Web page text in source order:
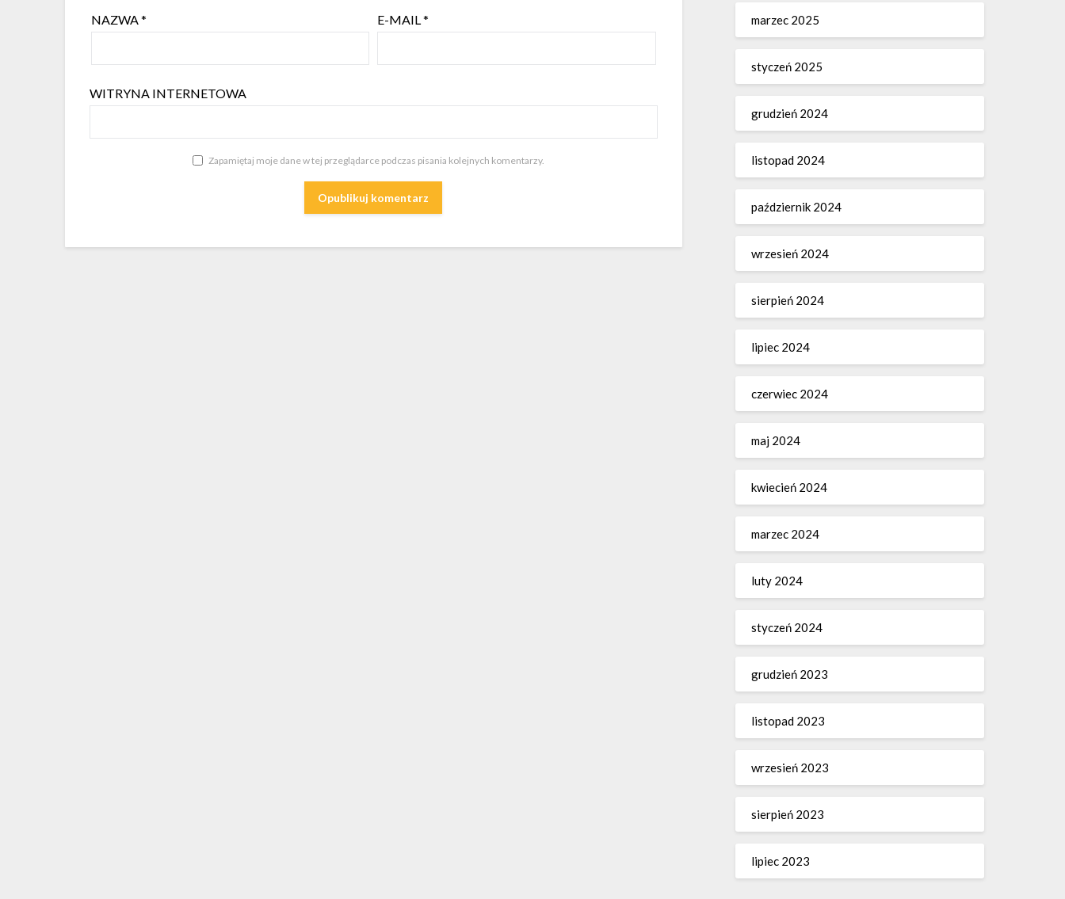
NAZWA* E-MAIL*
WITRYNA INTERNETOWA
Zapamiętaj moje dane w tej przeglądarce podczas pisania kolejnych komentarzy.
marzec 2025
styczeń 2025
grudzień 2024
listopad 2024
październik 2024
wrzesień 2024
sierpień 2024
lipiec 2024
czerwiec 2024
maj 2024
kwiecień 2024
marzec 2024
luty 2024
styczeń 2024
grudzień 2023
listopad 2023
wrzesień 2023
sierpień 2023
lipiec 2023